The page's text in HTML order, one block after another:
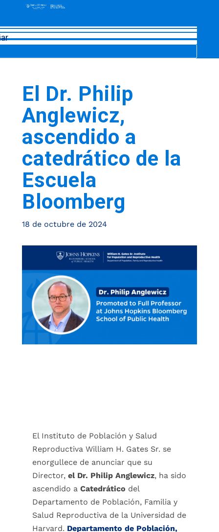
El Dr. Philip
Anglewicz,
ascendido a
catedrático de la
Escuela
Bloomberg
18 de octubre de 2024
El Instituto de Población y Salud
Reproductiva William H. Gates Sr. se
enorgullece de anunciar que su
Director,el Dr. Philip Anglewicz, ha sido
ascendido aCatedrático del
Departamento de Población, Familia y
Salud Reproductiva de la Universidad de
Harvard. Departamento de Población,